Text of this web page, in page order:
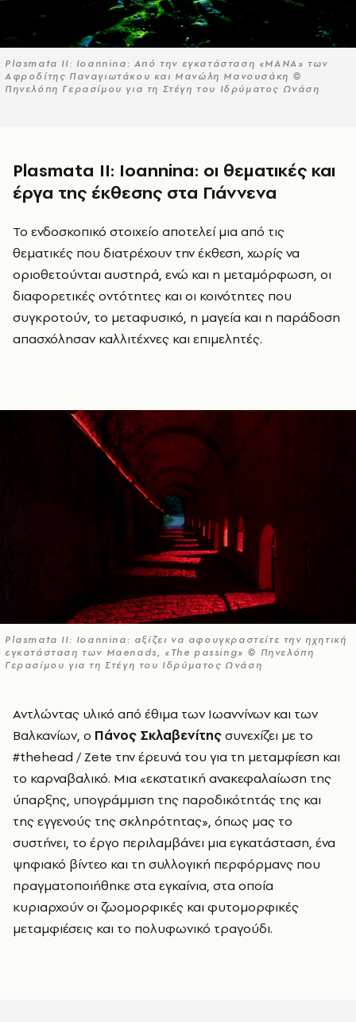
Plasmata II: Ioannina: Από την εγκατάσταση «ΜΑΝΑ» των
Αφροδίτης Παναγιωτάκου και Μανώλη Μανουσάκη ©
Πηνελόπη Γερασίμου για τη Στέγη του Ιδρύματος Ωνάση
Plasmata II: Ioannina: οι θεματικές και
έργα της έκθεσης στα Γιάννενα
Το ενδοσκοπικό στοιχείο αποτελεί μια από τις
θεματικές που διατρέχουν την έκθεση, χωρίς να
οριοθετούνται αυστηρά, ενώ και η μεταμόρφωση, οι
διαφορετικές οντότητες και οι κοινότητες που
συγκροτούν, το μεταφυσικό, η μαγεία και η παράδοση
απασχόλησαν καλλιτέχνες και επιμελητές.
Plasmata II: Ioannina: αξίζει να αφουγκραστείτε την ηχητική
εγκατάσταση των Maenads, «The passing» © Πηνελόπη
Γερασίμου για τη Στέγη του Ιδρύματος Ωνάση
Αντλώντας υλικό από έθιμα των Ιωαννίνων και των
Βαλκανίων, ο Πάνος Σκλαβενίτηςσυνεχίζει με το
#thehead / Zete την έρευνά του για τη μεταμφίεση και
το καρναβαλικό. Mια «εκστατική ανακεφαλαίωση της
ύπαρξης, υπογράμμιση της παροδικότητάς της και
της εγγενούς της σκληρότητας», όπως μας το
συστήνει, το έργο περιλαμβάνει μια εγκατάσταση, ένα
ψηφιακό βίντεο και τη συλλογική περφόρμανς που
πραγματοποιήθηκε στα εγκαίνια, στα οποία
κυριαρχούν οι ζωομορφικές και φυτομορφικές
μεταμφιέσεις και το πολυφωνικό τραγούδι.